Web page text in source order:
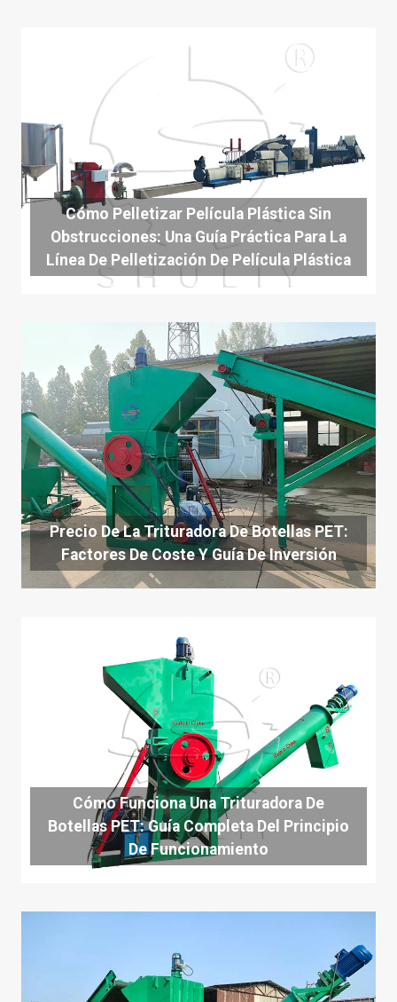
Cómo Pelletizar Película Plástica Sin
Obstrucciones: Una Guía Práctica Para La
Línea De Pelletización De Película Plástica
Precio De La Trituradora De Botellas PET:
Factores De Coste Y Guía De Inversión
Cómo Funciona Una Trituradora De
Botellas PET: Guía Completa Del Principio
De Funcionamiento